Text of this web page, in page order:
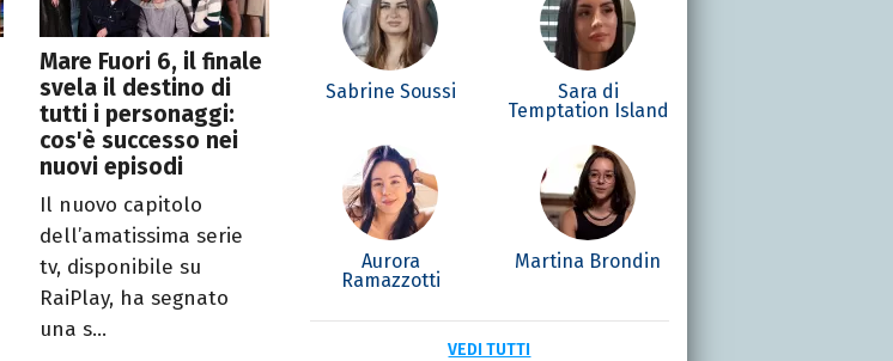
Mare Fuori 6, il finale
svela il destino di
tutti i personaggi:
cos'è successo nei
nuovi episodi
Il nuovo capitolo
dell’amatissima serie
tv, disponibile su
RaiPlay, ha segnato
una s...
Sabrine Soussi
Sara di
Temptation Island
Aurora
Ramazzotti
Martina Brondin
VEDI TUTTI